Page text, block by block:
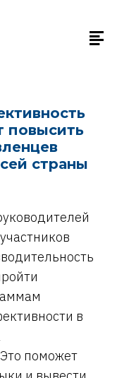
повысить
страны
в
поможет